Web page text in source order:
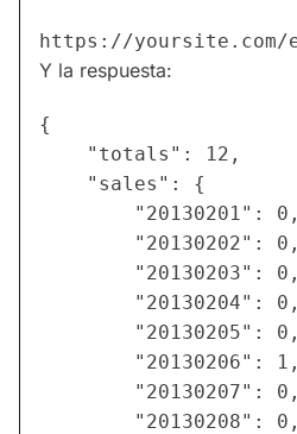
Y la respuesta:
{
    "totals": 12,
    "sales": {
        "20130201": 0,
        "20130202": 0,
        "20130203": 0,
        "20130204": 0,
        "20130205": 0,
        "20130206": 1,
        "20130207": 0,
        "20130208": 0,